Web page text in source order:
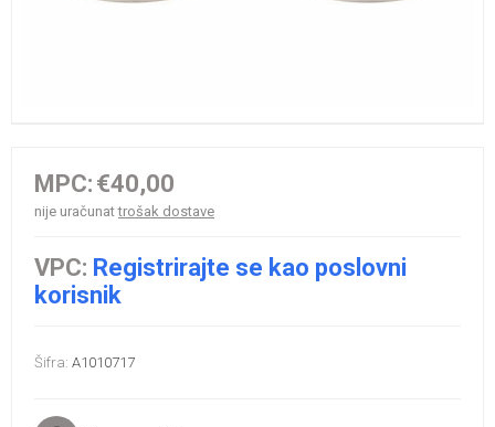
MPC: €40,00
nije uračunattrošak dostave
VPC: Registrirajte se kao poslovni
korisnik
Šifra: A1010717